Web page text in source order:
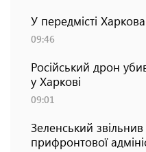
У передмісті
09:46
Російський дрон
у Харкові
09:01
Зеленський звільнив
прифронтової